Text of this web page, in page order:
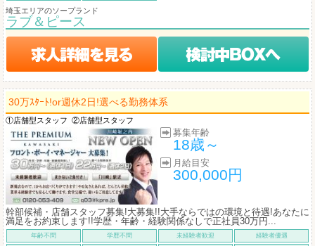
埼玉エリアのソープランド
ラブ＆ピース
30万ｽﾀｰﾄ!or週休2日!選べる勤務体系
①店舗型スタッフ ②店舗型スタッフ
募集年齢
18歳～
月給目安
300,000円
幹部候補・店舗スタッフ募集!大募集!!大手ならではの環境と待遇!あなたに
満足をお約束します!!学歴・年齢・経験関係なしで正社員30万円...
年齢不問 学歴不問 未経験者歓迎 経験者優遇